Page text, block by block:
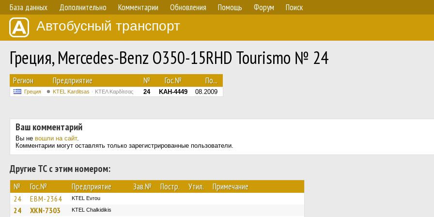
База данных Дополнительно Комментарии Обновления Помощь Форум Поиск
Автобусный транспорт
Греция, Mercedes-Benz O350-15RHD Tourismo № 24
Регион Предприятие № Гос.№ По...
Греция ΚΤΕL Karditsas ΚΤΕΛ Καρδίτσας 24 KAH-4449 08.2009
Ваш комментарий
Вы не вошли на сайт.
Комментарии могут оставлять только зарегистрированные пользователи.
Другие ТС с этим номером:
№ Гос.№ Предприятие Зав.№ Постр. Утил. Примечание
24 EBM-2364 KTEL Evrou
24 XKN-7303 ΚΤΕL Chalkidikis